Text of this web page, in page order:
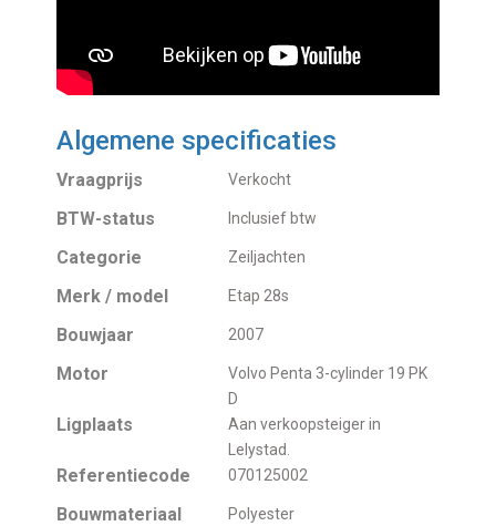
Algemene specificaties
Vraagprijs Verkocht
BTW-status Inclusief btw
Categorie Zeiljachten
Merk / model Etap 28s
Bouwjaar 2007
Motor
Volvo Penta 3-cylinder 19 PK
D
Ligplaats
Aan verkoopsteiger in
Lelystad.
Referentiecode 070125002
Bouwmateriaal Polyester